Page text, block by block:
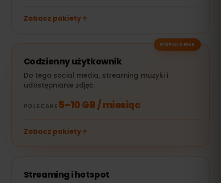
Zobacz pakiety
POPULARNE
Codzienny użytkownik
Do tego social media, streaming muzyki i
udostępnianie zdjęć.
POLECANE 5–10 GB / miesiąc
Zobacz pakiety
Streaming i hotspot